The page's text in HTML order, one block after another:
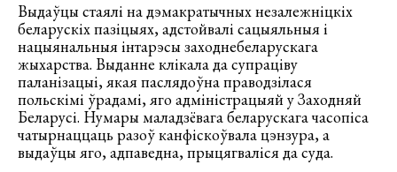
Выдаўцы стаялі на дэмакратычных незалежніцкіх
беларускіх пазіцыях, адстойвалі сацыяльныя і
нацыянальныя інтарэсы заходнебеларускага
жыхарства. Выданне клікала да супраціву
паланізацыі, якая паслядоўна праводзілася
польскімі ўрадамі, яго адміністрацыяй у Заходняй
Беларусі. Нумары маладзёвага беларускага часопіса
чатырнаццаць разоў канфіскоўвала цэнзура, а
выдаўцы яго, адпаведна, прыцягваліся да суда.